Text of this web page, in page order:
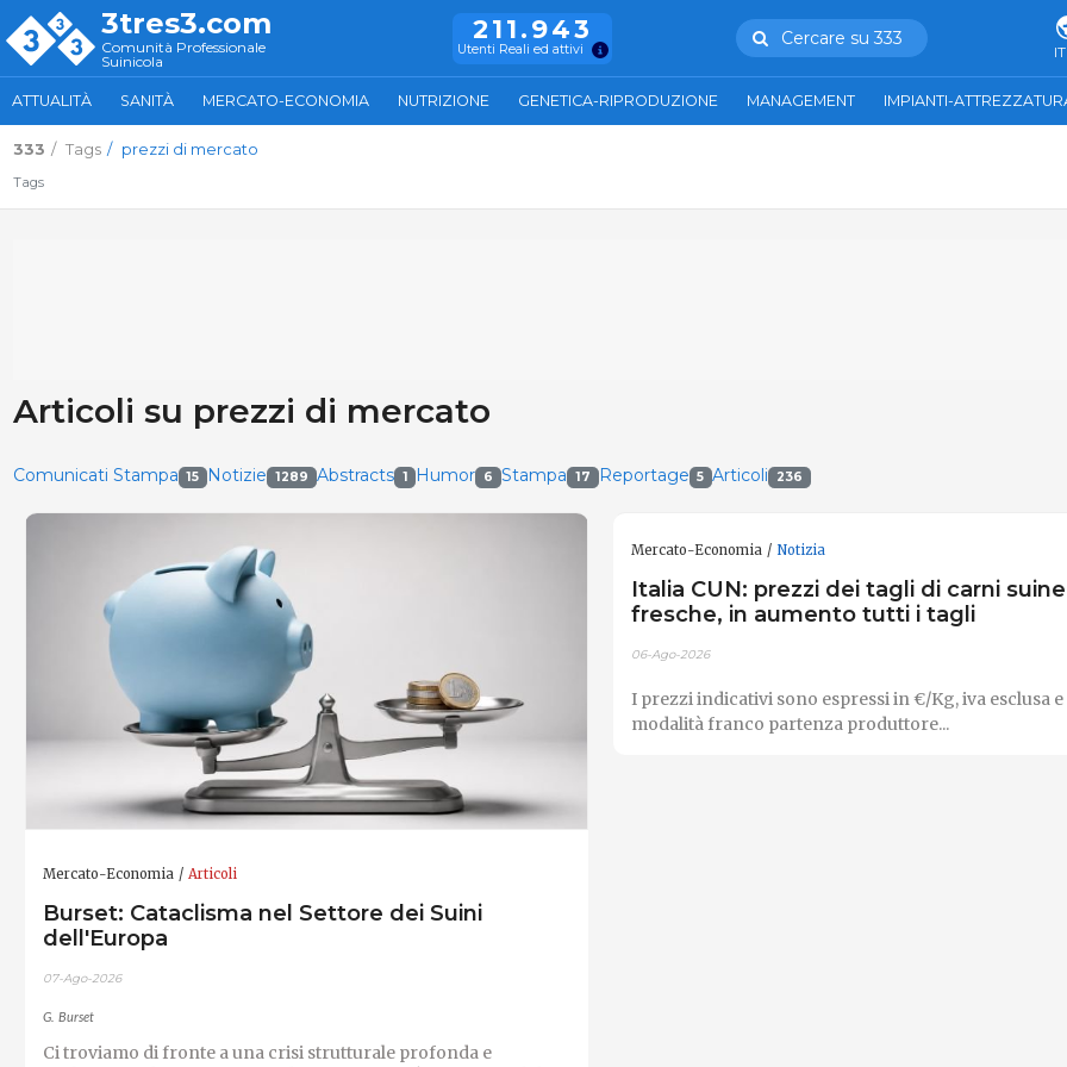
3tres3.com
Comunità Professionale
Suinicola
211.943
Utenti Reali ed attivi
Cercare su 333
IT
ATTUALITÀ SANITÀ MERCATO-ECONOMIA NUTRIZIONE GENETICA-RIPRODUZIONE MANAGEMENT IMPIANTI-
333 Tags prezzi di mercato
Tags
Articoli su prezzi di mercato
Comunicati Stampa 15 Notizie 1289 Abstracts 1 Humor 6 Stampa 17 Reportage 5 Articoli 236
Mercato-Economia Articoli
Burset: Cataclisma nel Settore dei Suini
dell'Europa
07-Ago-2026
G. Burset
Ci troviamo di fronte a una crisi strutturale profonda e
Mercato-Economia Notizia
Italia CUN: prezzi dei tagli di carni suine
fresche, in aumento tutti i tagli
06-Ago-2026
I prezzi indicativi sono espressi in €/Kg, iva esclusa
modalità franco partenza produttore...